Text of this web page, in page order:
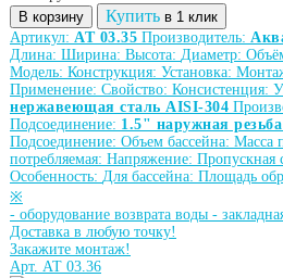
В корзину
Купить в 1 клик
Артикул: АТ 03.35 Производитель:
Длина: Ширина: Высота: Диаметр:
Модель: Конструкция: Установка:
Применение: Свойство: Консистенция:
нержавеющая сталь AISI-304
Подсоединение: 1.5" наружная резьба
Подсоединение: Объем бассейна: Масса
потребляемая: Напряжение: Пропускная
Особенность: Для бассейна: Площадь
※
- оборудование возврата воды -
Доставка в любую точку!
Закажите монтаж!
Арт. АТ 03.36